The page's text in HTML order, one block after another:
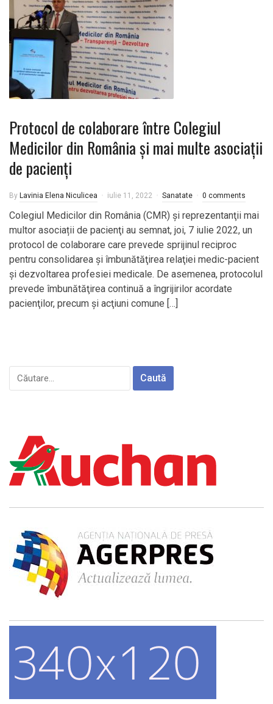
Protocol de colaborare între Colegiul
Medicilor din România și mai multe asociații
de pacienți
By Lavinia Elena Niculicea iulie 11, 2022 Sanatate 0 comments
Colegiul Medicilor din România (CMR) şi reprezentanţii mai
multor asociații de pacienţi au semnat, joi, 7 iulie 2022, un
protocol de colaborare care prevede sprijinul reciproc
pentru consolidarea şi îmbunătăţirea relaţiei medic-pacient
şi dezvoltarea profesiei medicale. De asemenea, protocolul
prevede îmbunătăţirea continuă a îngrijirilor acordate
pacienţilor, precum şi acţiuni comune […]
Caută
după: